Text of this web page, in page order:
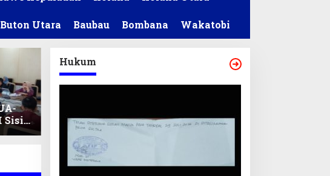
Buton Utara Baubau Bombana Wakatobi
Sisir
Hukum